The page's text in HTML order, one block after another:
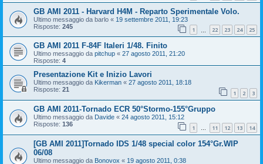
GB AMI 2011 - Harvard H4M - Reparto Sperimentale Volo.
Ultimo messaggio da barlo « 19 settembre 2011, 19:23
Risposte: 245 1 22 23 24 25
GB AMI 2011 F-84F Italeri 1/48. Finito
Ultimo messaggio da pitchup « 27 agosto 2011, 21:20
Risposte: 4
Presentazione Kit e Inizio Lavori
Ultimo messaggio da Kikerman « 27 agosto 2011, 18:18
Risposte: 21 1 2 3
GB AMI 2011-Tornado ECR 50°Stormo-155°Gruppo
Ultimo messaggio da Davide « 24 agosto 2011, 15:12
Risposte: 136 1 … 11 12 13 14
[GB AMI 2011]Tornado IDS 1/48 special color 154°Gr.WIP
06/08
Ultimo messaggio da Bonovox « 19 agosto 2011, 0:38